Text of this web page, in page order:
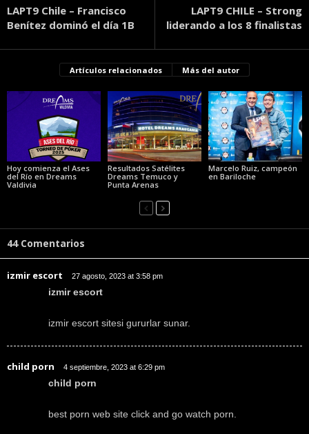
LAPT9 Chile – Francisco
Benítez dominó el día 1B
LAPT9 CHILE – Strong
liderando a los 8 finalistas
Artículos relacionados Más del autor
Hoy comienza el Ases
del Río en Dreams
Valdivia
Resultados Satélites
Dreams Temuco y
Punta Arenas
Marcelo Ruiz, campeón
en Bariloche
44 Comentarios
izmir escort 27 agosto, 2023 at 3:58 pm
izmir escort
izmir escort sitesi gururlar sunar.
child porn 4 septiembre, 2023 at 6:29 pm
child porn
best porn web site click and go watch porn.